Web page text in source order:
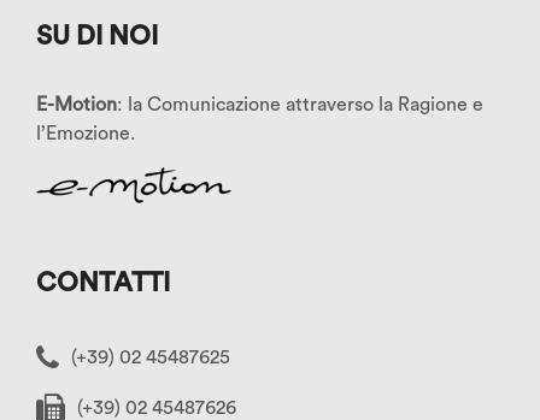
SU DI NOI
E-Motion: la Comunicazione attraverso la Ragione e
l’Emozione.
CONTATTI
(+39) 02 45487625
(+39) 02 45487626